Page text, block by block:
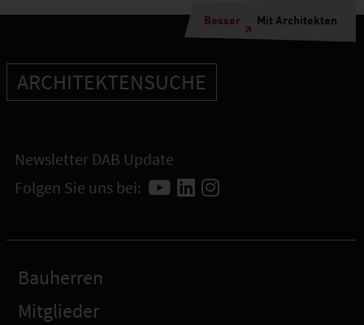
Besser Mit Architekten
ARCHITEKTENSUCHE
Newsletter DAB Update
Folgen Sie uns bei:
Bauherren
Mitglieder